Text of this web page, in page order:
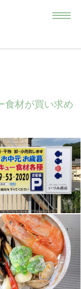
食材が買い求め